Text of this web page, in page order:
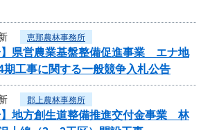
恵那農林事務所
】県営農業基盤整備促進事業 エナ地
工事に関する一般競争入札公告
郡上農林事務所
】地方創生道整備推進交付金事業 林